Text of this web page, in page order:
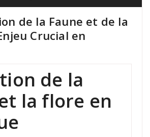
de la Faune et de la
Crucial en
de la
la flore en